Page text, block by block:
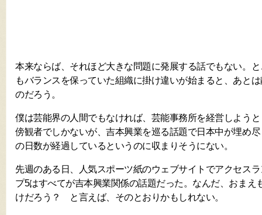
本来ならば、それほど大きな問題に発展する話でもない。
もバランスを保っていた組織に掛け違いが始まると、あと
のだろう。
僕は芸能界の人間でもなければ、芸能事務所を経営しよう
傍観者でしかないが、吉本興業を巡る話題で日本中が埋め
の日数が経過しているというのに収まりそうにない。
先週のある日、人気スポーツ紙のウェブサイトでアクセス
プ5はすべてが吉本興業関係の話題だった。なんだ、おまえ
けだろう？ と言えば、そのとおりかもしれない。